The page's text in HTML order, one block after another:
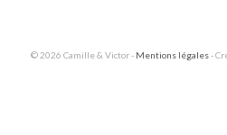
© 2026 Camille & Victor - Mentions légales-